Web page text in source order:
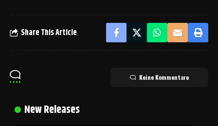
Share This Article
Keine Kommentare
New Releases